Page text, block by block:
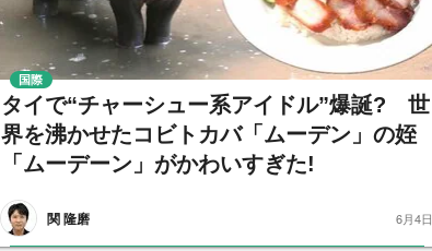
タイで“チャーシュー系アイドル”爆誕? 世
界を沸かせたコビトカバ「ムーデン」の姪
「ムーデーン」がかわいすぎた!
関 隆磨
国際
6月4日